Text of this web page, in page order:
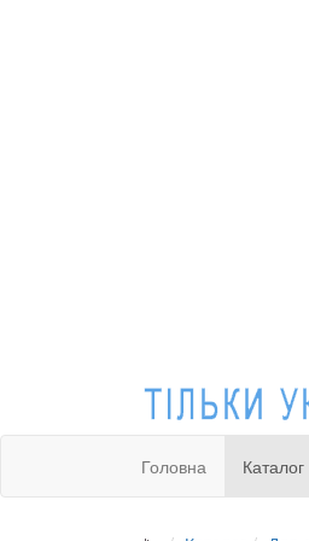
Головна Каталог